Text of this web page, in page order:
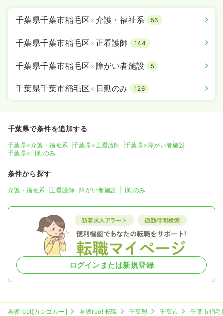
千葉県千葉市稲毛区×介護・福祉系 56
千葉県千葉市稲毛区× 正看護師 144
千葉県千葉市稲毛区×障がい者施設 5
千葉県千葉市稲毛区× 日勤のみ 126
千葉県で条件を追加する
千葉県×介護・福祉系 千葉県×正看護師
千葉県×障がい者施設
千葉県×日勤のみ
条件から探す
介護・福祉系 正看護師 障がい者施設 日勤のみ
ログインまたは新規登録
看護roo![カンゴルー] 看護roo! 転職 千葉県 千葉市
千葉市稲毛